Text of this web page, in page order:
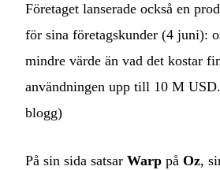
Företaget lanserade också en
för sina företagskunder (4 juni):
mindre värde än vad det kostar
användningen upp till 10 M
blogg)
På sin sida satsar Warp på Oz,